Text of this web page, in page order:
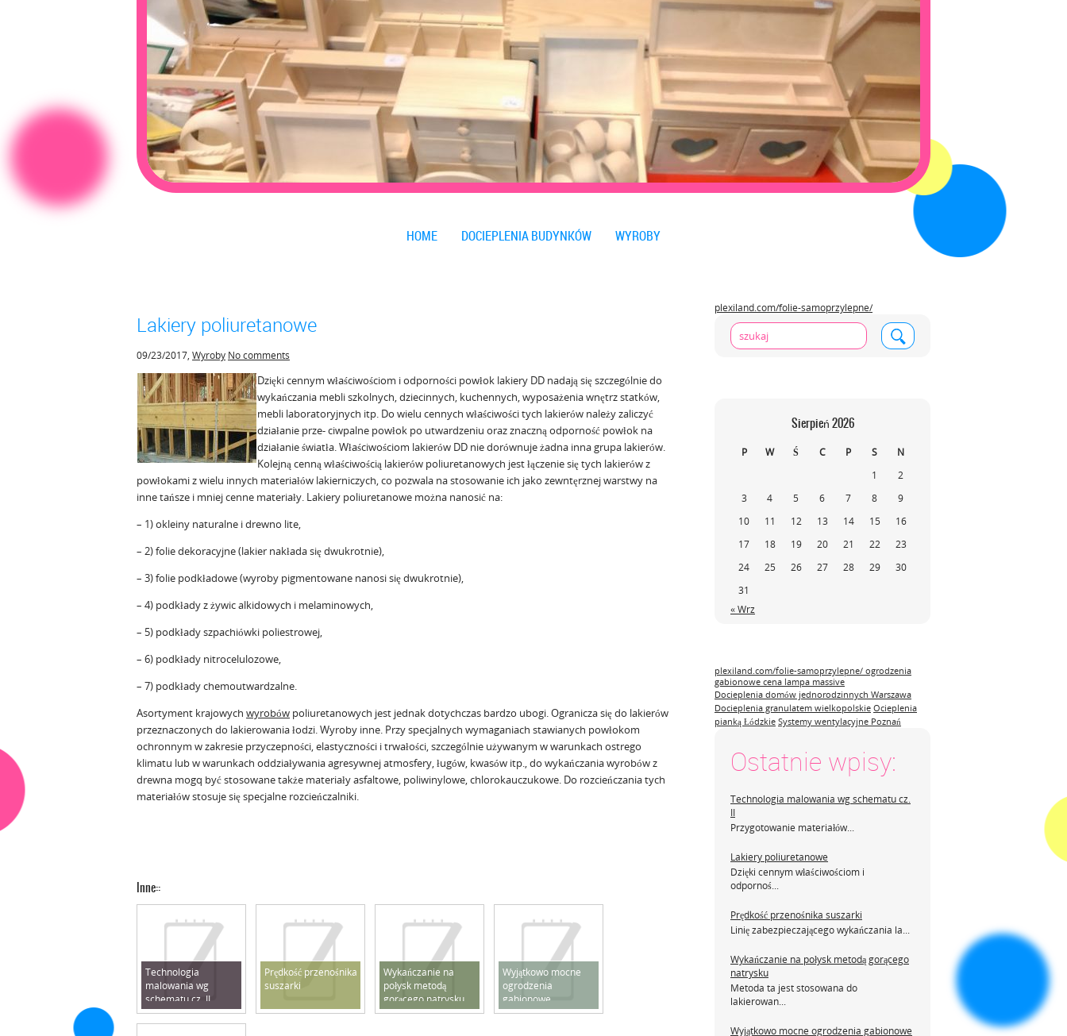
HOME DOCIEPLENIA BUDYNKÓW WYROBY
plexiland.com/folie-samoprzylepne/
Sierpień 2026
P W Ś C P S
N
1
2
3
4 5 6 7 8
9
10
11 12 13 14 15
16
17
18 19 20 21 22
23
24
25 26 27 28 29
30
31
« Wrz
plexiland.com/folie-samoprzylepne/ ogrodzenia
gabionowe cena lampa massive
Docieplenia domów jednorodzinnych Warszawa
Docieplenia granulatem wielkopolskie Ocieplenia
pianką Łódzkie Systemy wentylacyjne Poznań
Ostatnie wpisy:
Technologia malowania wg schematu cz.
II
Przygotowanie materiałów...
Lakiery poliuretanowe
Dzięki cennym właściwościom i
odpornoś...
Prędkość przenośnika suszarki
Linię zabezpieczającego wykańczania la...
Wykańczanie na połysk metodą gorącego
natrysku
Metoda ta jest stosowana do
lakierowan...
Wyjątkowo mocne ogrodzenia gabionowe
Lakiery poliuretanowe
09/23/2017, Wyroby No comments
Dzięki cennym właściwościom i odporności powłok lakiery DD nadają się szczególnie do
wykańczania mebli szkolnych, dziecinnych, kuchennych, wyposażenia wnętrz statków,
mebli laboratoryjnych itp. Do wielu cennych właściwości tych lakierów należy zaliczyć
działanie prze- ciwpalne powłok po utwardzeniu oraz znaczną odporność powłok na
działanie światła. Właściwościom lakierów DD nie dorównuje żadna inna grupa lakierów.
Kolejną cenną właściwością lakierów poliuretanowych jest łączenie się tych lakierów z
powłokami z wielu innych materiałów lakierniczych, co pozwala na stosowanie ich jako zewntęrznej warstwy na
inne tańsze i mniej cenne materiały. Lakiery poliuretanowe można nanosić na:
– 1) okleiny naturalne i drewno lite,
– 2) folie dekoracyjne (lakier nakłada się dwukrotnie),
– 3) folie podkładowe (wyroby pigmentowane nanosi się dwukrotnie),
– 4) podkłady z żywic alkidowych i melaminowych,
– 5) podkłady szpachiówki poliestrowej,
– 6) podkłady nitrocelulozowe,
– 7) podkłady chemoutwardzalne.
Asortyment krajowych wyrobów poliuretanowych jest jednak dotychczas bardzo ubogi. Ogranicza się do lakierów
przeznaczonych do lakierowania łodzi. Wyroby inne. Przy specjalnych wymaganiach stawianych powłokom
ochronnym w zakresie przyczepności, elastyczności i trwałości, szczególnie używanym w warunkach ostrego
klimatu lub w warunkach oddziaływania agresywnej atmosfery, ługów, kwasów itp., do wykańczania wyrobów z
drewna mogq być stosowane także materiały asfaltowe, poliwinylowe, chlorokauczukowe. Do rozcieńczania tych
materiałów stosuje się specjalne rozcieńczalniki.
Inne::
Technologia
malowania wg
schematu cz. II
Prędkość przenośnika
suszarki
Wykańczanie na
połysk metodą
gorącego natrysku
Wyjątkowo mocne
ogrodzenia
gabionowe